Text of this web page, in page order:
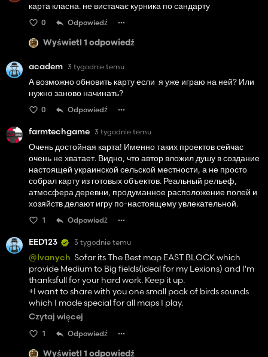
карта класна. не вистачає курника по сандарту
0 Odpowiedź
Wyświetl 1 odpowiedź
academ 3 tygodnie temu
А возможно обновить карту если я уже играю на ней? Или
нужно заново начинать?
0 Odpowiedź
farmtechgame 3 tygodnie temu
Очень достойная карта! Именно таких проектов сейчас
очень не хватает. Видно, что автор вложил душу в создание
настоящей украинской сельской местности, а не просто
собрал карту из готовых объектов. Реальный рельеф,
атмосфера деревни, продуманное расположение полей и
хозяйств делают игру по-настоящему увлекательной.
1 Odpowiedź
EED123 3 tygodnie temu
@Ivanych Sofar its The Best map EAST BLOCK which
provide Medium to Big fields(ideal for my Lexions) and I'm
thanksfull for your hard work. Keep it up.
+I want to share with you one small pack of birds sounds
which I made special for all maps I play.
https://modsbase.com/46vib52uejid/FS25_birdsforLeoLe
o.zip.html
Later I will provide video of that birds sounds and how I
tematicaly place them (frogs sound in lakes, bows in forest,
Czytaj więcej
1 Odpowiedź
Wyświetl 1 odpowiedź